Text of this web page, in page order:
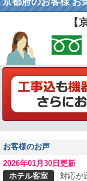
【
お客様のお声
2026年01月30日更新
ホテル客室
対応が